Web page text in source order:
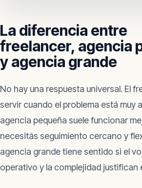
La diferencia entre
freelancer, agencia
y agencia grande
No hay una respuesta universal. El
servir cuando el problema está muy
agencia pequeña suele funcionar
necesitás seguimiento cercano y
agencia grande tiene sentido si el
operativo y la complejidad justifican